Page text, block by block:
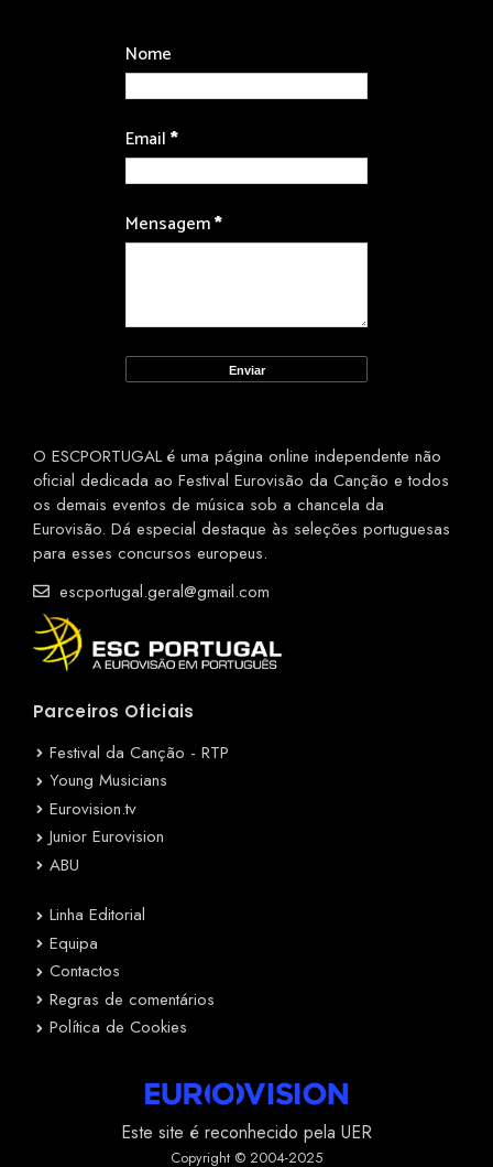
Nome
Email*
Mensagem*
O ESCPORTUGAL é uma página online independente não
oficial dedicada ao Festival Eurovisão da Canção e todos
os demais eventos de música sob a chancela da
Eurovisão. Dá especial destaque às seleções portuguesas
para esses concursos europeus.
escportugal.geral@gmail.com
Parceiros Oficiais
Festival da Canção - RTP
Young Musicians
Eurovision.tv
Junior Eurovision
ABU
Linha Editorial
Equipa
Contactos
Regras de comentários
Política de Cookies
Este site é reconhecido pela UER
Copyright © 2004-2025